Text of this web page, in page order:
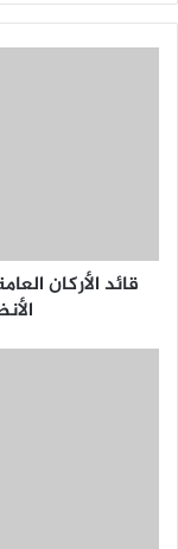
قائد الأركان